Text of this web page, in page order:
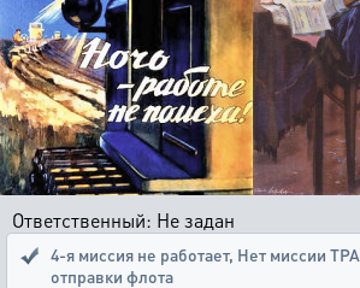
Ответственный: Не задан
4-я миссия не работает, Нет миссии
отправки флота